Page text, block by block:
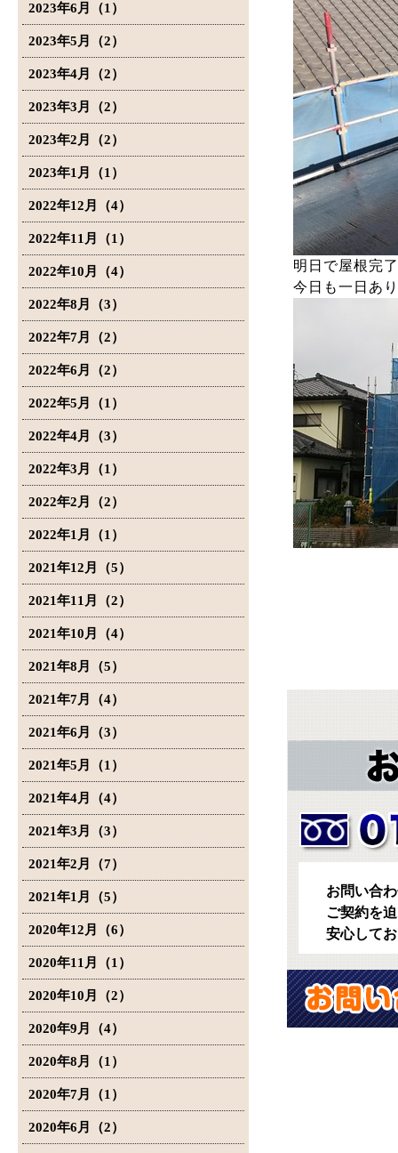
2023年6月（1）
2023年5月（2）
2023年4月（2）
2023年3月（2）
2023年2月（2）
2023年1月（1）
2022年12月（4）
2022年11月（1）
2022年10月（4）
2022年8月（3）
2022年7月（2）
2022年6月（2）
2022年5月（1）
2022年4月（3）
2022年3月（1）
2022年2月（2）
2022年1月（1）
2021年12月（5）
2021年11月（2）
2021年10月（4）
2021年8月（5）
2021年7月（4）
2021年6月（3）
2021年5月（1）
2021年4月（4）
2021年3月（3）
2021年2月（7）
2021年1月（5）
2020年12月（6）
2020年11月（1）
2020年10月（2）
2020年9月（4）
2020年8月（1）
2020年7月（1）
2020年6月（2）
明日で屋根完
今日も一日あ
お問い合
ご契約を
安心して